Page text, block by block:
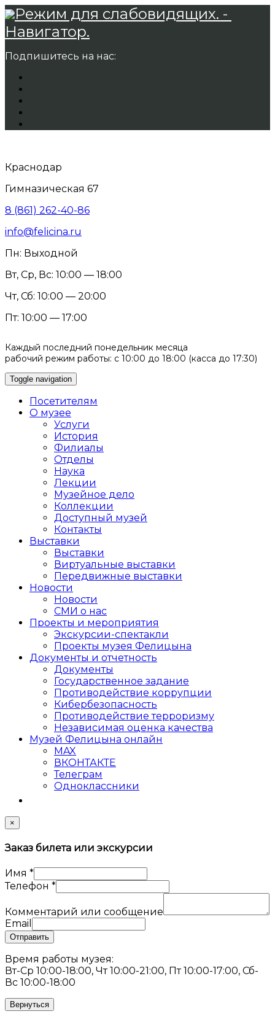
Режим для слабовидящих. -
Навигатор.
Подпишитесь на нас:
Краснодар
Гимназическая 67
8 (861) 262-40-86
info@felicina.ru
Пн: Выходной
Вт, Ср, Вс: 10:00 — 18:00
Чт, Сб: 10:00 — 20:00
Пт: 10:00 — 17:00
Каждый последний понедельник месяца
рабочий режим работы: с 10:00 до 18:00 (касса до 17:30)
Toggle navigation
Посетителям
О музее
Услуги
История
Филиалы
Отделы
Наука
Лекции
Музейное дело
Коллекции
Доступный музей
Контакты
Выставки
Выставки
Виртуальные выставки
Передвижные выставки
Новости
Новости
СМИ о нас
Проекты и мероприятия
Экскурсии-спектакли
Проекты музея Фелицына
Документы и отчетность
Документы
Государственное задание
Противодействие коррупции
Кибер­безопасность
Противодействие терроризму
Независимая оценка качества
Музей Фелицына онлайн
MAX
ВКОНТАКТЕ
Телеграм
Одноклассники
×
Заказ билета или экскурсии
Имя *
Телефон *
Комментарий или сообщение
Email
Отправить
Время работы музея:
Вт-Ср 10:00-18:00, Чт 10:00-21:00, Пт 10:00-17:00, Сб-
Вс 10:00-18:00
Вернуться